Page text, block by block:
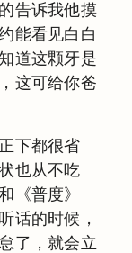
告诉我他摸
能看见白白
道这颗牙是
这可给你爸
下都很省
也从不吃
《普度》
话的时候，
了，就会立